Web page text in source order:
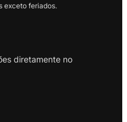
exceto feriados.
diretamente no